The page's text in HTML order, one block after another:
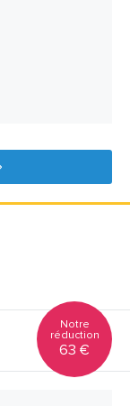
Notre
réduction
63 €